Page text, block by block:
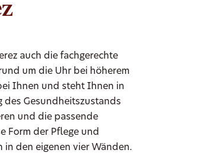
auch die fachgerechte
um die Uhr bei höherem
Ihnen und steht Ihnen in
des Gesundheitszustands
und die passende
Form der Pflege und
den eigenen vier Wänden.